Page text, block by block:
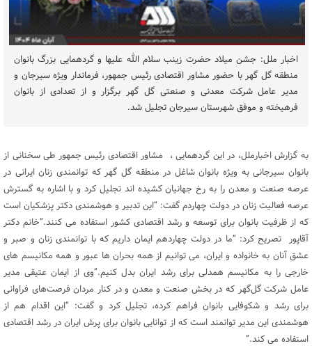
اخبار ملل: جشن میلاد حضرت زینب سلام الله علیها و گردهمایی بزرگ بانوان
منطقه گل گهر با حضور مشاور اقتصادی رئیس جمهور، فرماندار ویژه سیرجان و
مدیر عامل شرکت معدنی و صنعتی گل گهر برگزار و از تعدادی از بانوان
فرهیخته و موفق شهرستان سیرجان تجلیل شد.
به گزارش اخبارملل، در این گردهمایی ، مشاور اقتصادی رئیس جمهور طی سخنانی از
بانوان سیرجانی به ویژه بانوان شاغل در منطقه گل گهر که توانمندی زنان ایرانی در
عرصه صنعت و معدن را به رخ جهانیان کشیده اند تجلیل کرد و با اشاره به گسترش
عرصه فعالیت زنان در دولت چهاردم گفت: “این تدبیر و هوشمندی دکتر پزشکیان است
که از ظرفیت بانوان برای توسعه و رشد اقتصادی کشور استفاده می کنند.”خانم دکتر
آقاپور تصریح کرد: “ما در دولت چهاردهم ایمان داریم که با توانمندی زنان و صبر و
عشق آنان به خانواده و ایران، می توانیم از همه بحران ها عبور و همه مکانیسم های
خارجی را به مکانیسم همدلی برای رشد ایران بدل کنیم.”وی از ایمان عتیقی مدیر
عامل شرکت گل‌گهر که در بخش صنعت و معدن و در کنار مردان فرصت‌های فراوانی
برای رشد و شکوفایی بانوان فراهم کرده، تجلیل کرد و گفت: “این اقدام هم از
هوشمندی این مدیر توانمند است که از توانایی بانوان برای پرش ایران در رشد اقتصادی
استفاده می کند.”